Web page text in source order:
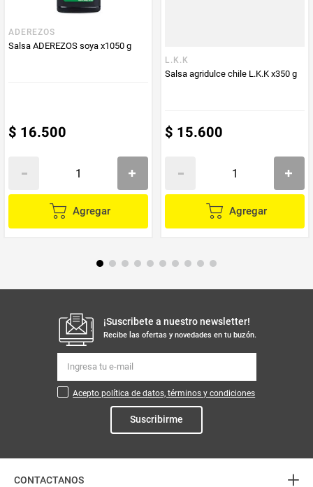
PUM - Unidad
de Medida
ADEREZOS
Salsa ADEREZOS soya x1050 g
$ 16.500
Agregar
L.K.K
Salsa agridulce chile L.K.K x350 g
$ 15.600
Agregar
¡Suscribete a nuestro newsletter!
Recibe las ofertas y novedades en tu buzón.
Acepto política de datos, términos y condiciones
Suscribirme
CONTACTANOS +